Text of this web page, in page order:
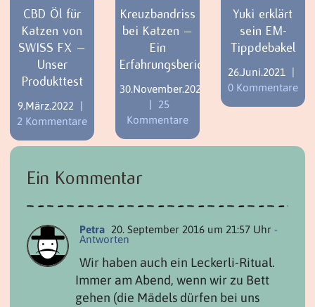
CBD Öl für
Katzen von
SWISS FX –
Unser
Produkttest
9.März.2022
2 Kommentare
Kreuzbandriss
bei Katzen –
Ein
Erfahrungsbericht
30.November.2021
25
Kommentare
Yuki erklärt
sein EM-
Tippdebakel
26.Juni.2021
0 Kommentare
Ein Kommentar
Petra 20. September 2016 um 21:57 Uhr -
Antworten
Wir haben auch ein Leckerli-Ritual.
Immer am Abend, wenn wir zu Bett
gehen (die Mädels dürfen bei uns